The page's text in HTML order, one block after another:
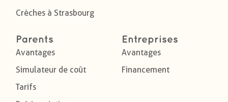
Crèches à Strasbourg
Parents
Avantages
Simulateur de coût
Tarifs
Entreprises
Avantages
Financement